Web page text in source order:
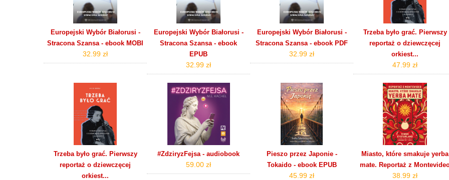
Europejski Wybór Białorusi -
Stracona Szansa - ebook MOBI
32.99 zł
Europejski Wybór Białorusi -
Stracona Szansa - ebook
EPUB
32.99 zł
Europejski Wybór Białorusi -
Stracona Szansa - ebook PDF
32.99 zł
Trzeba było grać. Pierwszy
reportaż o dziewczęcej
orkiest...
47.99 zł
Trzeba było grać. Pierwszy
reportaż o dziewczęcej
orkiest...
#ZdziryzFejsa - audiobook
59.00 zł
Pieszo przez Japonie -
Tokaido - ebook EPUB
45.99 zł
Miasto, które smakuje yerba
mate. Reportaż z
38.99 zł